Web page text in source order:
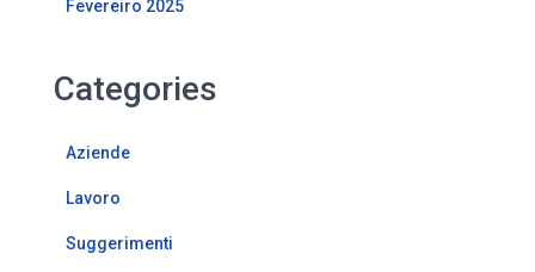
Fevereiro 2025
Categories
Aziende
Lavoro
Suggerimenti